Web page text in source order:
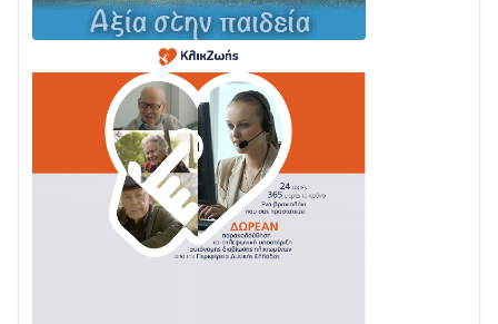
Σε φουλ ρυθμούς το τμήμα Βόνιτσα – Άγιος Νικόλαος
| Αυτοψία Καββαδά
Με Αρχιερατική Λαμπρότητα η Πανήγυρη της
Μεταμορφώσεως του Σωτήρος στο Γολέμι
03/08 • 07:45
Ενισχύεται η Πολιτική Προστασία στο Δήμο Αγρινίου
με δύο νέα υδροφόρα οχήματα
02/08 • 18:26